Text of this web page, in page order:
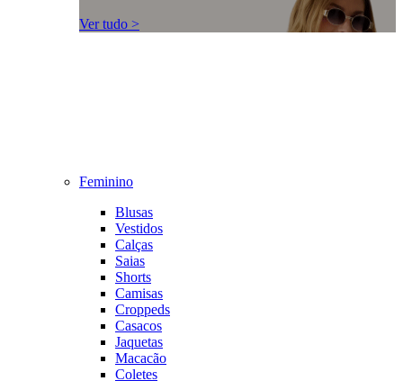
Ver tudo >
Feminino
Blusas
Vestidos
Calças
Saias
Shorts
Camisas
Croppeds
Casacos
Jaquetas
Macacão
Coletes